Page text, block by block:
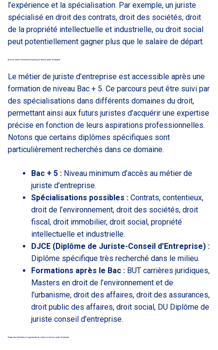
l’expérience et la spécialisation. Par exemple, un juriste
spécialisé en droit des contrats, droit des sociétés, droit
de la propriété intellectuelle et industrielle, ou droit social
peut potentiellement gagner plus que le salaire de départ.
Accès au métier et formations requises pour devenir juriste d’entreprise
Le métier de juriste d’entreprise est accessible après une
formation de niveau Bac + 5. Ce parcours peut être suivi par
des spécialisations dans différents domaines du droit,
permettant ainsi aux futurs juristes d’acquérir une expertise
précise en fonction de leurs aspirations professionnelles.
Notons que certains diplômes spécifiques sont
particulièrement recherchés dans ce domaine.
Bac + 5 : Niveau minimum d’accès au métier de
juriste d’entreprise.
Spécialisations possibles : Contrats, contentieux,
droit de l’environnement, droit des sociétés, droit
fiscal, droit immobilier, droit social, propriété
intellectuelle et industrielle.
DJCE (Diplôme de Juriste-Conseil d’Entreprise) :
Diplôme spécifique très recherché dans le milieu.
Formations après le Bac : BUT carrières juridiques,
Masters en droit de l’environnement et de
l’urbanisme, droit des affaires, droit des assurances,
droit public des affaires, droit social, DU Diplôme de
juriste conseil d’entreprise.
Perspectives d’évolution et opportunités de carrière en tant que juriste d’entreprise